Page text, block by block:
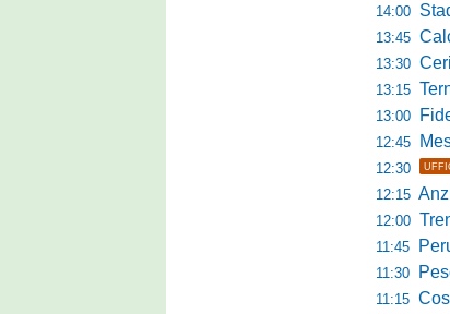
14:00
13:45
13:30
13:15
13:00
12:45
12:30
12:15
12:00
11:45
11:30
11:15